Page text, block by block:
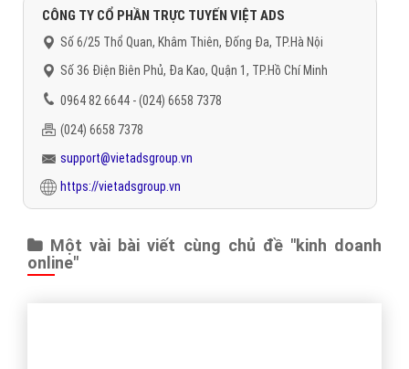
CÔNG TY CỔ PHẦN TRỰC TUYẾN VIỆT ADS
Số 6/25 Thổ Quan, Khâm Thiên, Đống Đa, TP.Hà Nội
Số 36 Điện Biên Phủ, Đa Kao, Quận 1, TP.Hồ Chí Minh
0964 82 6644 - (024) 6658 7378
(024) 6658 7378
support@vietadsgroup.vn
https://vietadsgroup.vn
Một vài bài viết cùng chủ đề "kinh doanh
online"